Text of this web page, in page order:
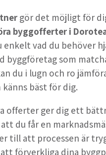
gör det möjligt för
byggofferter i
enkelt vad du behöver
byggföretag som
du i lugn och ro
känns bäst för dig.
offerter ger dig ett
du får en
till att processen är
förverkliga dina